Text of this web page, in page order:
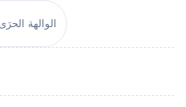
الوالهة